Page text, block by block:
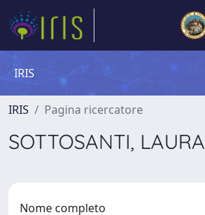
IRIS
IRIS Pagina ricercatore
SOTTOSANTI, LAURA
Nome completo